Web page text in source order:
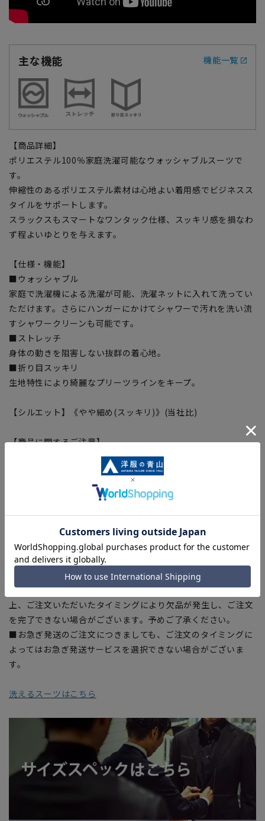
主な機能 機能一覧
【商品詳細】
ポリエステル100％家庭洗濯可能なウォッシャブルスーツで
す。
伸縮性のあるポリエステル素材は心地よい着用感でビジネスス
タイルをサポートします。
スラックスもスマートなワンタック仕様、スッキリ感を損なわ
ず程よいゆとりを与えます。
【仕様・機能】
■ウォッシャブル
家庭で洗濯機による洗濯が可能、洗濯ネットに入れて洗ってい
ただけます。さらにハンガーにかけてシャワーで汚れを洗い流
すシャワークリーンも可能です。
■ストレッチ
身体の動きを阻害しない抜群の着心地。
■折り目スッキリ
生地特性により綺麗なプリーツラインをキープ。
【シルエット】《やや細め(スッキリ)》(当社比)
【商品に関するご注意】
■商品画像はサンプルのため、色味やサイズ等の仕様に変更が
ある場合がございますので、予めご了承ください。
■ゆとり感には個人差があります。サイズ表を確認の上、ご購
入の目安としてご利用ください。
■ブラウザやお使いのモニター環境、室内外等の撮影時の環境
下での光加減により、実際の商品と掲載画像の色味が異なる場
合がございます。
■生地や仕様・デザインにより、着用感や実際のサイズ表に若
干の誤差が生じる場合がございます。予めご了承ください。
■店舗や各モールサイトと商品在庫を共有しております関係
上、ご注文いただいたタイミングにより欠品が発生し、ご注文
を完了できない場合がございます。予めご了承ください。
■お急ぎ発送のご注文につきましても、ご注文のタイミングに
よってはお急ぎ発送サービスを選択できない場合がございま
す。
洗えるスーツはこちら